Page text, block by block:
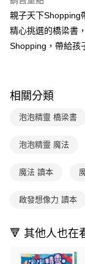
【注意事項】
１．透過由恩沛科技
易，需依本服務之必
２．關於個人資料處
任。
時審查核予不同之
恩沛科技股份有限
親子天下Shopping
精心挑選的橋梁書
Shopping，帶給孩
相關分類
泡泡精靈 橋梁書
泡泡精靈 魔法
魔法 讀本
啟發想像力 讀本
🔻 其他人也在